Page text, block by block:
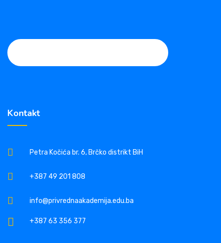
Kontakt
Petra Kočića br. 6, Brčko distrikt BiH
+387 49 201 808
info@privrednaakademija.edu.ba
+387 63 356 377